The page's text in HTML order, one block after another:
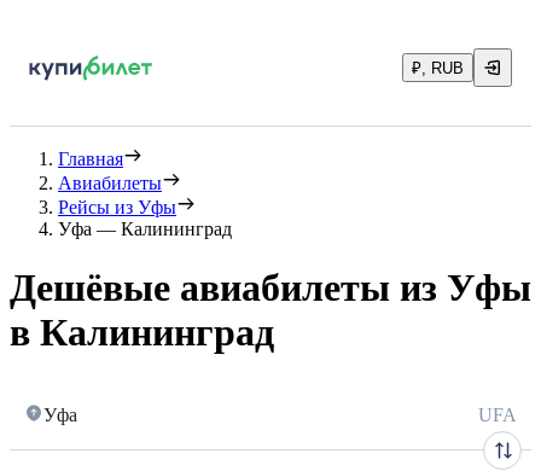
₽, RUB
Главная
Авиабилеты
Рейсы из Уфы
Уфа — Калининград
Дешёвые авиабилеты из Уфы
в Калининград
Уфа UFA